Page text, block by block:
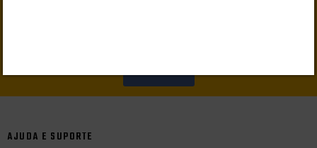
CADASTRAR
AJUDA E SUPORTE